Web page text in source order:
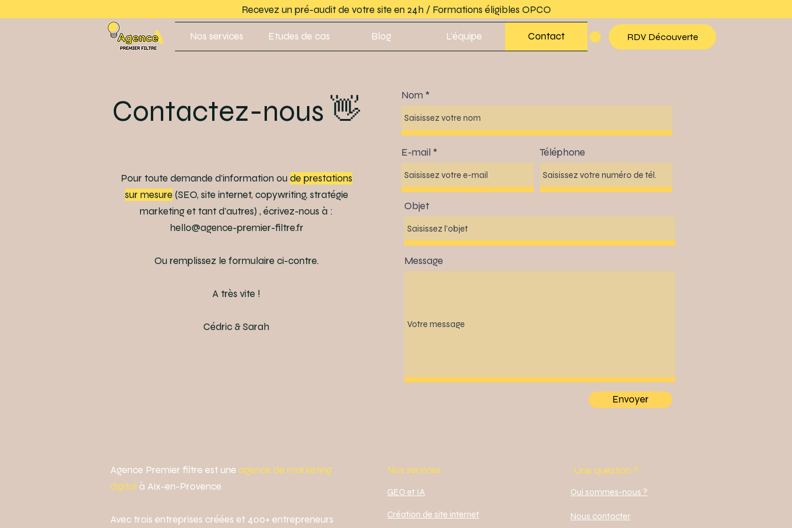
Recevez un pré-audit de votre site en 24h / Formations éligibles OPCO
Nos services Etudes de cas Blog L'équipe Contact RDV Découverte
Contactez-nous 👋
Pour toute demande d'information ou de prestations
sur mesure (SEO, site internet, copywriting, stratégie
marketing et tant d'autres) , écrivez-nous à :
hello@agence-premier-filtre.fr
Ou remplissez le formulaire ci-contre.
A très vite !
Cédric & Sarah
Nom
E-mail Téléphone
Objet
Message
Envoyer
Agence Premier filtre est une agence de marketing
digital à Aix-en-Provence
Avec trois entreprises créées et 400+ entrepreneurs
Nos services
GEO et IA
Création de site internet
Une question ?
Qui sommes-nous ?
Nous contacter